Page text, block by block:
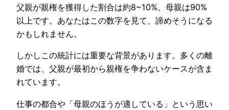
父親が親権を獲得した割合は約8~10%。母親は90%
以上です。あなたはこの数字を見て、諦めそうになる
かもしれません。
しかしこの統計には重要な背景があります。多くの離
婚では、父親が最初から親権を争わないケースが含ま
れています。
仕事の都合や「母親のほうが適している」という思い